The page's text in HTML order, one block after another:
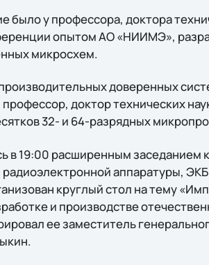
было у профессора, доктора
опытом АО «НИИМЭ»,
микросхем.
доверенных
доктор технических
32- и 64-разрядных
в 19:00 расширенным заседанием
аппаратуры,
круглый стол на тему
и производстве
ее заместитель